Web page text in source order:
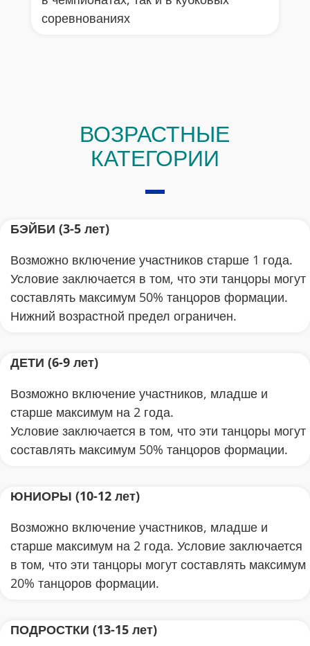
соревнованиях
ВОЗРАСТНЫЕ
КАТЕГОРИИ
БЭЙБИ (3-5 лет)
Возможно включение участников старше 1 года.
Условие заключается в том, что эти танцоры могут
составлять максимум 50% танцоров формации.
Нижний возрастной предел ограничен.
ДЕТИ (6-9 лет)
Возможно включение участников, младше и
старше максимум на 2 года.
Условие заключается в том, что эти танцоры могут
составлять максимум 50% танцоров формации.
ЮНИОРЫ (10-12 лет)
Возможно включение участников, младше и
старше максимум на 2 года. Условие заключается
в том, что эти танцоры могут составлять максимум
20% танцоров формации.
ПОДРОСТКИ (13-15 лет)